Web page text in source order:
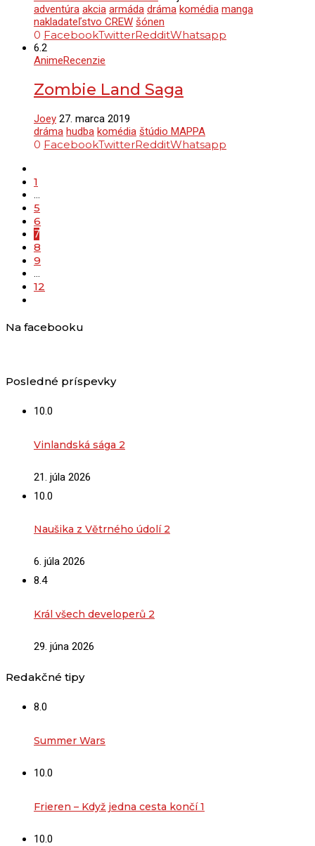
adventúra akcia armáda dráma komédia manga
nakladateľstvo CREW šónen
0 FacebookTwitterRedditWhatsapp
6.2
AnimeRecenzie
Zombie Land Saga
Joey 27. marca 2019
dráma hudba komédia štúdio MAPPA
0 FacebookTwitterRedditWhatsapp
1
…
5
6
7
8
9
…
12
Na facebooku
Posledné príspevky
10.0
Vinlandská sága 2
21. júla 2026
10.0
Naušika z Větrného údolí 2
6. júla 2026
8.4
Král všech developerů 2
29. júna 2026
Redakčné tipy
8.0
Summer Wars
10.0
Frieren – Když jedna cesta končí 1
10.0